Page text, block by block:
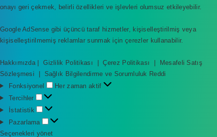
onayı geri çekmek, belirli özellikleri ve işlevleri olumsuz etkileyebilir.
Google AdSense gibi üçüncü taraf hizmetler, kişiselleştirilmiş veya
kişiselleştirilmemiş reklamlar sunmak için çerezler kullanabilir.
Hakkımızda |Gizlilik Politikası |Çerez Politikası | Mesafeli Satış
Sözleşmesi
| Sağlık Bilgilendirme ve Sorumluluk Reddi
Fonksiyonel
F
k
Her zaman aktif
Tercihler
T
e
r
İstatistik
İ
s
t
Pazarlama
P
a
Seçenekleri yönet